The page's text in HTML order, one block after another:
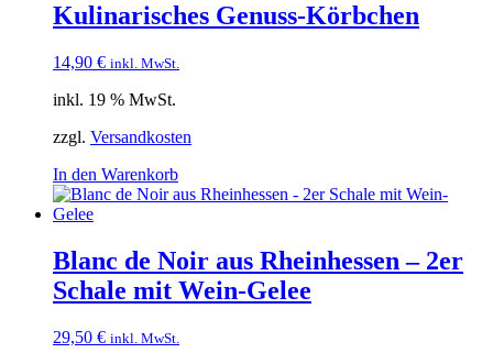
Kulinarisches Genuss-Körbchen
14,90 € inkl. MwSt.
inkl. 19 % MwSt.
zzgl. Versandkosten
In den Warenkorb
Blanc de Noir aus Rheinhessen – 2er
Schale mit Wein-Gelee
29,50 € inkl. MwSt.